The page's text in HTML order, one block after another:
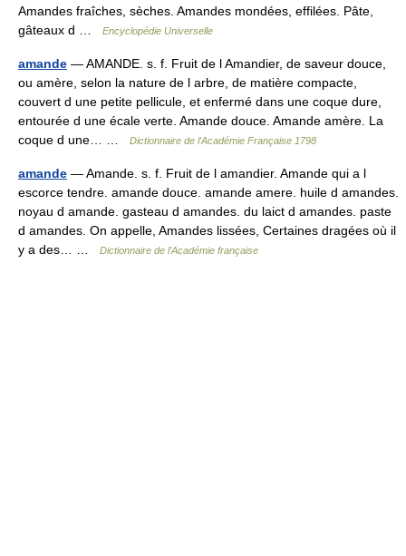
Amandes fraîches, sèches. Amandes mondées, effilées. Pâte,
gâteaux d …
Encyclopédie Universelle
amande — AMANDE. s. f. Fruit de l Amandier, de saveur douce,
ou amère, selon la nature de l arbre, de matière compacte,
couvert d une petite pellicule, et enfermé dans une coque dure,
entourée d une écale verte. Amande douce. Amande amère. La
coque d une… …
Dictionnaire de l'Académie Française 1798
amande — Amande. s. f. Fruit de l amandier. Amande qui a l
escorce tendre. amande douce. amande amere. huile d amandes.
noyau d amande. gasteau d amandes. du laict d amandes. paste
d amandes. On appelle, Amandes lissées, Certaines dragées où il
y a des… …
Dictionnaire de l'Académie française